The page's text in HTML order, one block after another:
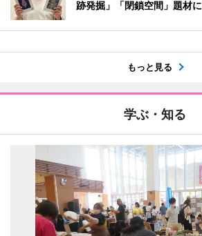
跡発掘」「閉鎖空間」題材に
もっと見る
学ぶ・知る